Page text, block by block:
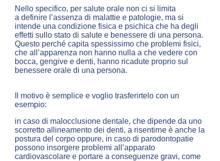
Nello specifico, per salute orale non ci si limita
a definire l’assenza di malattie e patologie, ma si
intende una condizione fisica e psichica che ha degli
effetti sullo stato di salute e benessere di una persona.
Questo perché capita spessissimo che problemi fisici,
che all’apparenza non hanno nulla a che vedere con
bocca, gengive e denti, hanno ricadute proprio sul
benessere orale di una persona.
Il motivo è semplice e voglio trasferirtelo con un
esempio:
in caso di malocclusione dentale, che dipende da uno
scorretto allineamento dei denti, a risentirne è anche la
postura del corpo oppure, in caso di parodontopatie
possono insorgere problemi all’apparato
cardiovascolare e portare a conseguenze gravi, come